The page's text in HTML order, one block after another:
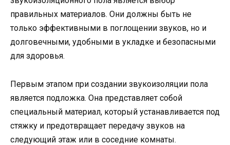
правильных материалов. Они должны быть не
только эффективными в поглощении звуков, но и
долговечными, удобными в укладке и безопасными
для здоровья.
Первым этапом при создании звукоизоляции пола
является подложка. Она представляет собой
специальный материал, который устанавливается под
стяжку и предотвращает передачу звуков на
следующий этаж или в соседние комнаты.